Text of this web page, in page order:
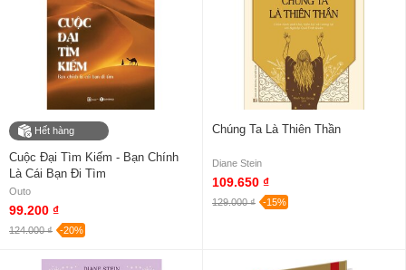
Hết hàng
Cuộc Đại Tìm Kiếm - Bạn Chính
Là Cái Bạn Đi Tìm
Outo
99.200 ₫
124.000 ₫ -20%
Chúng Ta Là Thiên Thần
Diane Stein
109.650 ₫
129.000 ₫ -15%